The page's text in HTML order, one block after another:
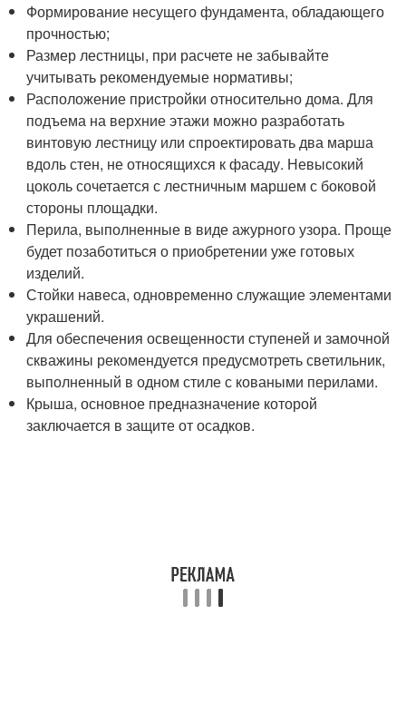
Формирование несущего фундамента, обладающего
прочностью;
Размер лестницы, при расчете не забывайте
учитывать рекомендуемые нормативы;
Расположение пристройки относительно дома. Для
подъема на верхние этажи можно разработать
винтовую лестницу или спроектировать два марша
вдоль стен, не относящихся к фасаду. Невысокий
цоколь сочетается с лестничным маршем с боковой
стороны площадки.
Перила, выполненные в виде ажурного узора. Проще
будет позаботиться о приобретении уже готовых
изделий.
Стойки навеса, одновременно служащие элементами
украшений.
Для обеспечения освещенности ступеней и замочной
скважины рекомендуется предусмотреть светильник,
выполненный в одном стиле с коваными перилами.
Крыша, основное предназначение которой
заключается в защите от осадков.